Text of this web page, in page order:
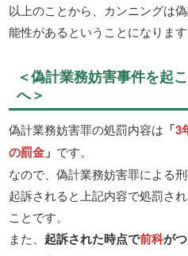
以上のことから、カンニングは
能性があるということになります
＜偽計業務妨害事件を起
へ＞
偽計業務妨害罪の処罰内容は 「3
の罰金 」 です。
なので、偽計業務妨害罪による
起訴されると上記内容で処罰さ
ことです。
また、 起訴された時点で前科が